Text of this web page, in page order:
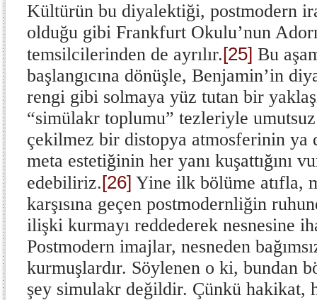
Kültürün bu diyalektiği, postmodern
olduğu gibi Frankfurt Okulu’nun
temsilcilerinden de ayrılır.[25] Bu
başlangıcına dönüşle, Benjamin’in
rengi gibi solmaya yüz tutan bir
“simülakr toplumu” tezleriyle
çekilmez bir distopya atmosferinin ya
meta estetiğinin her yanı kuşattığını
edebiliriz.[26] Yine ilk bölüme atıfla,
karşısına geçen postmodernliğin
ilişki kurmayı reddederek nesnesine
Postmodern imajlar, nesneden
kurmuşlardır. Söylenen o ki, bundan
şey simulakr değildir. Çünkü hakikat,